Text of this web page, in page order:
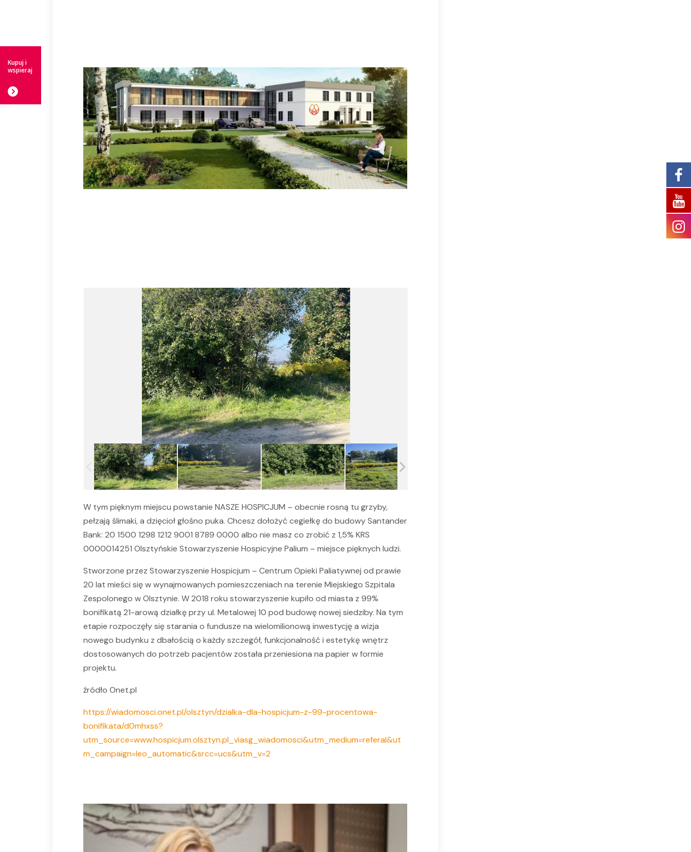
W tym pięknym miejscu powstanie NASZE HOSPICJUM – obecnie rosną tu grzyby,
pełzają ślimaki, a dzięcioł głośno puka. Chcesz dołożyć cegiełkę do budowy Santander
Bank: 20 1500 1298 1212 9001 8789 0000 albo nie masz co zrobić z 1,5% KRS
0000014251 Olsztyńskie Stowarzyszenie Hospicyjne Palium – miejsce pięknych ludzi.
Stworzone przez Stowarzyszenie Hospicjum – Centrum Opieki Paliatywnej od prawie
20 lat mieści się w wynajmowanych pomieszczeniach na terenie Miejskiego Szpitala
Zespolonego w Olsztynie. W 2018 roku stowarzyszenie kupiło od miasta z 99%
bonifikatą 21-arową działkę przy ul. Metalowej 10 pod budowę nowej siedziby. Na tym
etapie rozpoczęły się starania o fundusze na wielomilionową inwestycję a wizja
nowego budynku z dbałością o każdy szczegół, funkcjonalność i estetykę wnętrz
dostosowanych do potrzeb pacjentów została przeniesiona na papier w formie
projektu.
źródło Onet.pl
https://wiadomosci.onet.pl/olsztyn/dzialka-dla-hospicjum-z-99-procentowa-
bonifikata/d0mhxss?
utm_source=www.hospicjum.olsztyn.pl_viasg_wiadomosci&utm_medium=referal&ut
m_campaign=leo_automatic&srcc=ucs&utm_v=2
Kupuj i
wspieraj